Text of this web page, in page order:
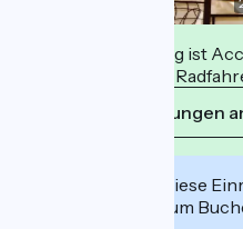
Diese Einrichtung ist
verpflichtet sich,
Ihre Verpflichtungen
Interessiert Sie diese
deren Website zum